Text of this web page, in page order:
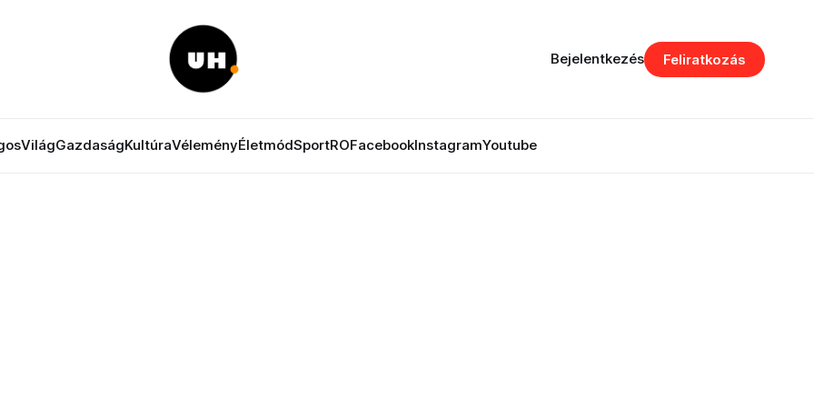
VilágGazdaságKultúraVéleményÉletmódSportROFacebookInstagramYoutube
Bejelentkezés Feliratkozás